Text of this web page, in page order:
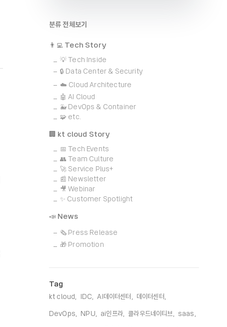
분류 전체보기
👨‍💻 Tech Story
💡 Tech Inside
🔒 Data Center & Security
☁️ Cloud Architecture
🤖 AI Cloud
🐳 DevOps & Container
🧩 etc.
🏢 kt cloud Story
📅 Tech Events
👥 Team Culture
🚀 Service Plus+
📰 Newsletter
🎥 Webinar
✨ Customer Spotlight
📣 News
🗞️ Press Release
🎁 Promotion
Tag
kt cloud, IDC, AI데이터센터, 데이터센터,
DevOps, NPU, ai인프라, 클라우드네이티브, saas,